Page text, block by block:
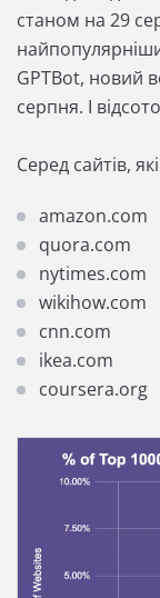
станом на 29
GPTBot, новий
серпня. І
Серед сайтів,
amazon.com
quora.com
nytimes.com
wikihow.com
cnn.com
ikea.com
coursera.org